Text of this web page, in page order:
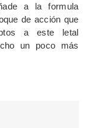
a la formula
de acción que
a este letal
un poco más